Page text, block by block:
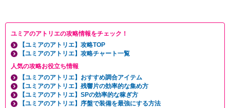
ユミアのアトリエの攻略情報をチェック！
【ユミアのアトリエ】攻略TOP
【ユミアのアトリエ】攻略チャート一覧
人気の攻略お役立ち情報
【ユミアのアトリエ】おすすめ調合アイテム
【ユミアのアトリエ】残響片の効率的な集め方
【ユミアのアトリエ】SPの効率的な稼ぎ方
【ユミアのアトリエ】序盤で装備を最強にする方法